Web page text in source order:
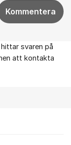
Kommentera
svaren på
att kontakta